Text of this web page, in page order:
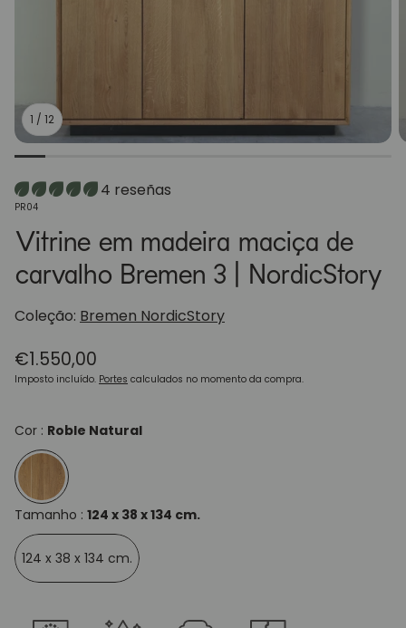
1 / 12
4 reseñas
SKU:
PR04
Vitrine em madeira maciça de
carvalho Bremen 3 | NordicStory
Coleção: Bremen NordicStory
Preço
normal
€1.550,00
Imposto incluído. Portes calculados no momento da compra.
Cor : Roble Natural
Tamanho : 124 x 38 x 134 cm.
124 x 38 x 134 cm.